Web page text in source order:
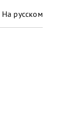
На русском